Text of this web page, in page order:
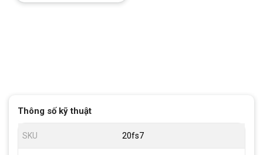
Thông số kỹ thuật
SKU 20fs7